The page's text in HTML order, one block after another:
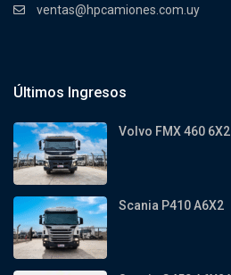
ventas@hpcamiones.com.uy
Últimos Ingresos
Volvo FMX 460 6X2
Scania P410 A6X2